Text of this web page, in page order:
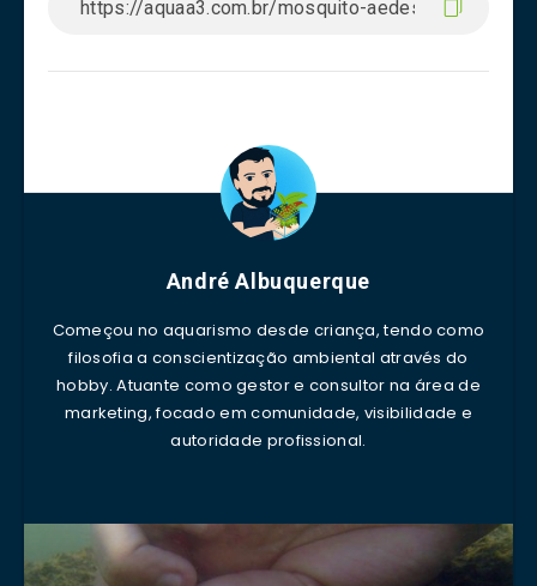
André Albuquerque
Começou no aquarismo desde criança, tendo como
filosofia a conscientização ambiental através do
hobby. Atuante como gestor e consultor na área de
marketing, focado em comunidade, visibilidade e
autoridade profissional.